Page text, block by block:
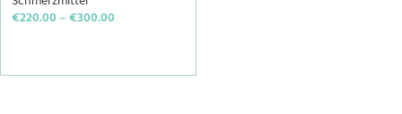
€220.00–€300.00